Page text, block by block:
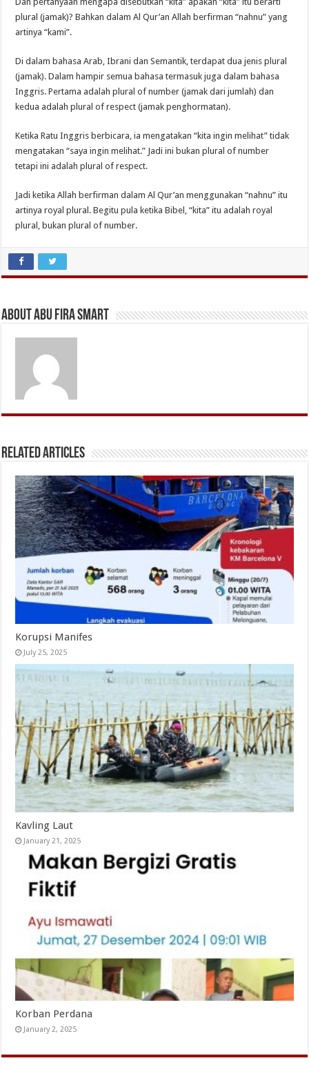
plural (jamak)? Bahkan dalam Al Qur’an Allah berfirman “nahnu” yang
artinya “kami”.
Di dalam bahasa Arab, Ibrani dan Semantik, terdapat dua jenis plural
(jamak). Dalam hampir semua bahasa termasuk juga dalam bahasa
Inggris. Pertama adalah plural of number (jamak dari jumlah) dan
kedua adalah plural of respect (jamak penghormatan).
Ketika Ratu Inggris berbicara, ia mengatakan “kita ingin melihat” tidak
mengatakan “saya ingin melihat.” Jadi ini bukan plural of number
tetapi ini adalah plural of respect.
Jadi ketika Allah berfirman dalam Al Qur’an menggunakan “nahnu” itu
artinya royal plural. Begitu pula ketika Bibel, “kita” itu adalah royal
plural, bukan plural of number.
About Abu Fira Smart
Related Articles
Korupsi Manifes
July 25, 2025
Kavling Laut
January 21, 2025
Korban Perdana
January 2, 2025